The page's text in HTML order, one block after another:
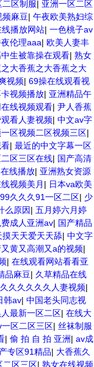
二区制服| 亚洲一区二区
频麻豆| 午夜欧美熟妇综
播放网站| 一色桃子av
伦理aaa| 欧美人妻丰
生被靠操在观看| 熟女
大香蕉之大香蕉之大
视频| 69操在线观看视
视频播放| 亚洲精品午
线视频观看| 尹人香蕉
看人妻视频| 中文av字
区视频二区视频三区|
| 最近的中文字幕一区
区三区在线| 国产高清
线播放| 亚洲熟女资源
视频美月 | 日本va欧美
久久久91一区二区| 少
么原因| 五月婷六月婷
成人亚洲av| 国产精品
摸天天爱天天舔| 中文字
黄又高潮又a的视频|
| 在线观看网站看看亚
品麻豆| 久草精品在线
久久久久久人妻视频|
韩av| 中国老头同志视
最新一区二区| 在线大
区二区三区| 丝袜制服
| 偷 拍 自 拍 亚洲| av成
专区91精品| 大香蕉久
二区三区| 熟女在线视频